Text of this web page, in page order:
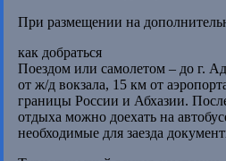
При размещении на
как добраться
Поездом или самолетом – до г.
от ж/д вокзала, 15 км от
границы России и Абхазии.
отдыха можно доехать на
необходимые для заезда